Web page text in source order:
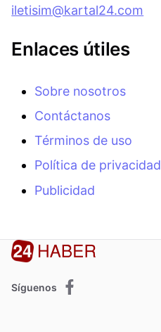
iletisim@kartal24.com
Enlaces útiles
Sobre nosotros
Contáctanos
Términos de uso
Política de privacidad
Publicidad
Síguenos